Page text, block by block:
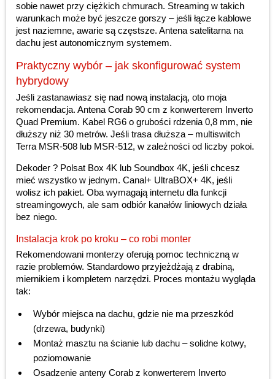
sobie nawet przy ciężkich chmurach. Streaming w takich
warunkach może być jeszcze gorszy – jeśli łącze kablowe
jest naziemne, awarie są częstsze. Antena satelitarna na
dachu jest autonomicznym systemem.
Praktyczny wybór – jak skonfigurować system
hybrydowy
Jeśli zastanawiasz się nad nową instalacją, oto moja
rekomendacja. Antena Corab 90 cm z konwerterem Inverto
Quad Premium. Kabel RG6 o grubości rdzenia 0,8 mm, nie
dłuższy niż 30 metrów. Jeśli trasa dłuższa – multiswitch
Terra MSR-508 lub MSR-512, w zależności od liczby pokoi.
Dekoder ? Polsat Box 4K lub Soundbox 4K, jeśli chcesz
mieć wszystko w jednym. Canal+ UltraBOX+ 4K, jeśli
wolisz ich pakiet. Oba wymagają internetu dla funkcji
streamingowych, ale sam odbiór kanałów liniowych działa
bez niego.
Instalacja krok po kroku – co robi monter
Rekomendowani monterzy oferują pomoc techniczną w
razie problemów. Standardowo przyjeżdżają z drabiną,
miernikiem i kompletem narzędzi. Proces montażu wygląda
tak:
Wybór miejsca na dachu, gdzie nie ma przeszkód
(drzewa, budynki)
Montaż masztu na ścianie lub dachu – solidne kotwy,
poziomowanie
Osadzenie anteny Corab z konwerterem Inverto